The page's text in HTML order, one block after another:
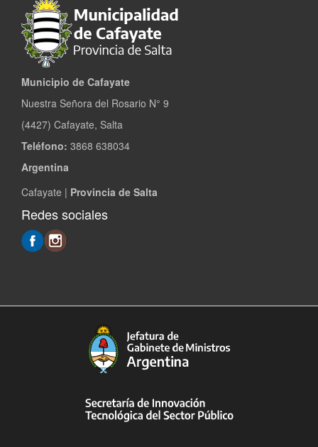
Municipio de Cafayate
Nuestra Señora del Rosario N° 9
(4427) Cafayate, Salta
Teléfono: 3868 638034
Argentina
Cafayate | Provincia de Salta
Redes sociales